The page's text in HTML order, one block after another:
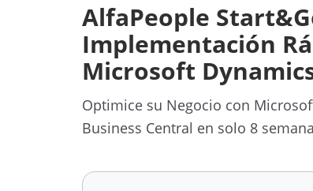
AlfaPeople
Implementación
Microsoft
Optimice su Negocio con
Business Central en solo 8